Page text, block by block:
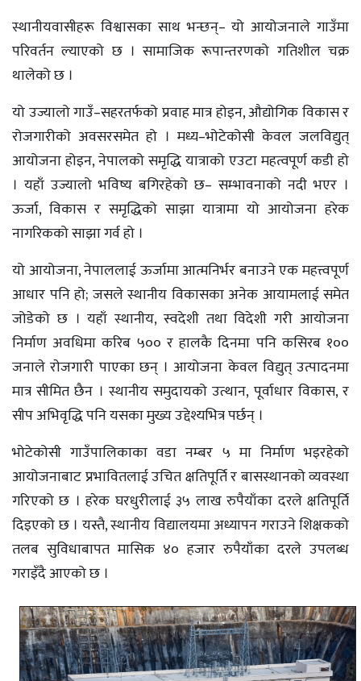
स्थानीयवासीहरू विश्वासका साथ भन्छन्– यो आयोजनाले गाउँमा
परिवर्तन ल्याएको छ । सामाजिक रूपान्तरणको गतिशील चक्र
थालेको छ ।
यो उज्यालो गाउँ–सहरतर्फको प्रवाह मात्र होइन, औद्योगिक विकास र
रोजगारीको अवसरसमेत हो । मध्य–भोटेकोसी केवल जलविद्युत्
आयोजना होइन, नेपालको समृद्धि यात्राको एउटा महत्वपूर्ण कडी हो
। यहाँ उज्यालो भविष्य बगिरहेको छ– सम्भावनाको नदी भएर ।
ऊर्जा, विकास र समृद्धिको साझा यात्रामा यो आयोजना हरेक
नागरिकको साझा गर्व हो ।
यो आयोजना, नेपाललाई ऊर्जामा आत्मनिर्भर बनाउने एक महत्त्वपूर्ण
आधार पनि हो; जसले स्थानीय विकासका अनेक आयामलाई समेत
जोडेको छ । यहाँ स्थानीय, स्वदेशी तथा विदेशी गरी आयाेजना
निर्माण अवधिमा करिब ५०० र हालकै दिनमा पनि कसिरब १००
जनाले राेजगारी पाएका छन् । आयोजना केवल विद्युत् उत्पादनमा
मात्र सीमित छैन । स्थानीय समुदायको उत्थान, पूर्वाधार विकास, र
सीप अभिवृद्धि पनि यसका मुख्य उद्देश्यभित्र पर्छन् ।
भोटेकोसी गाउँपालिकाका वडा नम्बर ५ मा निर्माण भइरहेको
आयोजनाबाट प्रभावितलाई उचित क्षतिपूर्ति र बासस्थानको व्यवस्था
गरिएको छ । हरेक घरधुरीलाई ३५ लाख रुपैयाँका दरले क्षतिपूर्ति
दिइएको छ । यस्तै, स्थानीय विद्यालयमा अध्यापन गराउने शिक्षकको
तलब सुविधाबापत मासिक ४० हजार रुपैयाँका दरले उपलब्ध
गराइँदै आएको छ ।